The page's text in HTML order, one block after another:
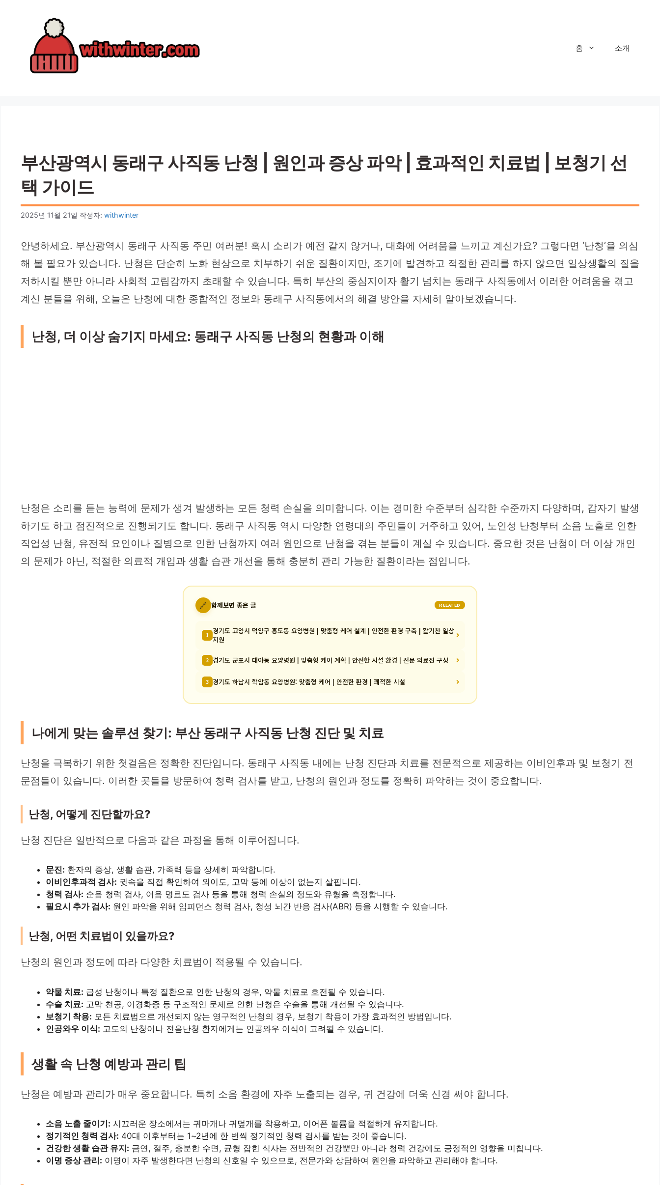
홈 소개
부산광역시 동래구 사직동 난청 | 원인과 증상 파악 | 효과적인 치료법 | 보청기 선
택 가이드
2025년 11월 21일 작성자: withwinter
안녕하세요. 부산광역시 동래구 사직동 주민 여러분! 혹시 소리가 예전 같지 않거나, 대화에 어려움을 느끼고 계신가요? 그렇다면 ‘난청’을 의심
해 볼 필요가 있습니다. 난청은 단순히 노화 현상으로 치부하기 쉬운 질환이지만, 조기에 발견하고 적절한 관리를 하지 않으면 일상생활의 질을
저하시킬 뿐만 아니라 사회적 고립감까지 초래할 수 있습니다. 특히 부산의 중심지이자 활기 넘치는 동래구 사직동에서 이러한 어려움을 겪고
계신 분들을 위해, 오늘은 난청에 대한 종합적인 정보와 동래구 사직동에서의 해결 방안을 자세히 알아보겠습니다.
난청, 더 이상 숨기지 마세요: 동래구 사직동 난청의 현황과 이해
난청은 소리를 듣는 능력에 문제가 생겨 발생하는 모든 청력 손실을 의미합니다. 이는 경미한 수준부터 심각한 수준까지 다양하며, 갑자기 발생
하기도 하고 점진적으로 진행되기도 합니다. 동래구 사직동 역시 다양한 연령대의 주민들이 거주하고 있어, 노인성 난청부터 소음 노출로 인한
직업성 난청, 유전적 요인이나 질병으로 인한 난청까지 여러 원인으로 난청을 겪는 분들이 계실 수 있습니다. 중요한 것은 난청이 더 이상 개인
의 문제가 아닌, 적절한 의료적 개입과 생활 습관 개선을 통해 충분히 관리 가능한 질환이라는 점입니다.
🔗 함께보면 좋은 글 RELATED
1 경기도 고양시 덕양구 흥도동 요양병원 | 맞춤형 케어 설계 | 안전한 환경 구축 | 활기찬 일상
지원
2 경기도 군포시 대야동 요양병원 | 맞춤형 케어 계획 | 안전한 시설 환경 | 전문 의료진 구성
3 경기도 하남시 학암동 요양병원: 맞춤형 케어 | 안전한 환경 | 쾌적한 시설
나에게 맞는 솔루션 찾기: 부산 동래구 사직동 난청 진단 및 치료
난청을 극복하기 위한 첫걸음은 정확한 진단입니다. 동래구 사직동 내에는 난청 진단과 치료를 전문적으로 제공하는 이비인후과 및 보청기 전
문점들이 있습니다. 이러한 곳들을 방문하여 청력 검사를 받고, 난청의 원인과 정도를 정확히 파악하는 것이 중요합니다.
난청, 어떻게 진단할까요?
난청 진단은 일반적으로 다음과 같은 과정을 통해 이루어집니다.
문진: 환자의 증상, 생활 습관, 가족력 등을 상세히 파악합니다.
이비인후과적 검사: 귓속을 직접 확인하여 외이도, 고막 등에 이상이 없는지 살핍니다.
청력 검사: 순음 청력 검사, 어음 명료도 검사 등을 통해 청력 손실의 정도와 유형을 측정합니다.
필요시 추가 검사: 원인 파악을 위해 임피던스 청력 검사, 청성 뇌간 반응 검사(ABR) 등을 시행할 수 있습니다.
난청, 어떤 치료법이 있을까요?
난청의 원인과 정도에 따라 다양한 치료법이 적용될 수 있습니다.
약물 치료: 급성 난청이나 특정 질환으로 인한 난청의 경우, 약물 치료로 호전될 수 있습니다.
수술 치료: 고막 천공, 이경화증 등 구조적인 문제로 인한 난청은 수술을 통해 개선될 수 있습니다.
보청기 착용: 모든 치료법으로 개선되지 않는 영구적인 난청의 경우, 보청기 착용이 가장 효과적인 방법입니다.
인공와우 이식: 고도의 난청이나 전음난청 환자에게는 인공와우 이식이 고려될 수 있습니다.
생활 속 난청 예방과 관리 팁
난청은 예방과 관리가 매우 중요합니다. 특히 소음 환경에 자주 노출되는 경우, 귀 건강에 더욱 신경 써야 합니다.
소음 노출 줄이기: 시끄러운 장소에서는 귀마개나 귀덮개를 착용하고, 이어폰 볼륨을 적절하게 유지합니다.
정기적인 청력 검사: 40대 이후부터는 1~2년에 한 번씩 정기적인 청력 검사를 받는 것이 좋습니다.
건강한 생활 습관 유지: 금연, 절주, 충분한 수면, 균형 잡힌 식사는 전반적인 건강뿐만 아니라 청력 건강에도 긍정적인 영향을 미칩니다.
이명 증상 관리: 이명이 자주 발생한다면 난청의 신호일 수 있으므로, 전문가와 상담하여 원인을 파악하고 관리해야 합니다.